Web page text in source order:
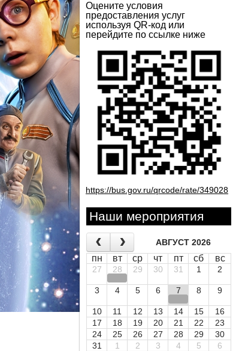
Оцените условия
предоставления услуг
используя QR-код или
перейдите по ссылке ниже
https://bus.gov.ru/qrcode/rate/349028
Наши мероприятия
АВГУСТ 2026
пн вт ср чт пт сб вс
27 28 29 30 31 1 2
3 4 5 6 7 8 9
10 11 12 13 14 15
16
17
18 19 20 21 22
23
24
25 26 27 28 29
30
31
1 2 3 4 5 6